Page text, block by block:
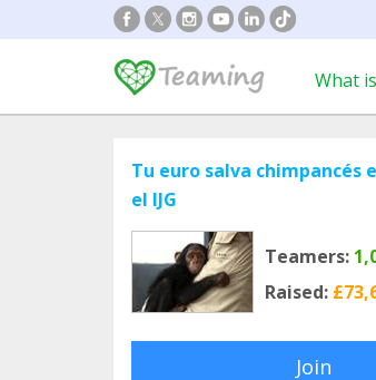
What
Tu euro salva chimpancés
el IJG
Teamers:
Raised:
Join